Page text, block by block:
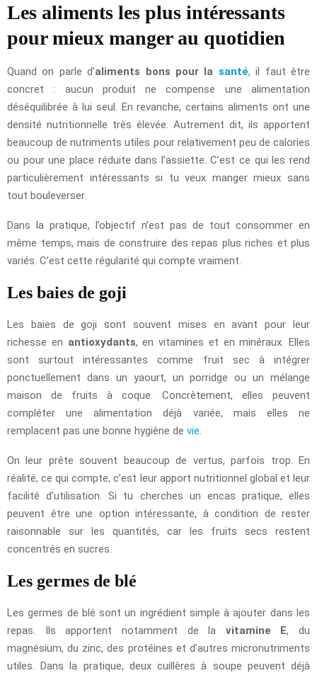
Les aliments les plus intéressants
pour mieux manger au quotidien
Quand on parle d’aliments bons pour la santé, il faut être
concret : aucun produit ne compense une alimentation
déséquilibrée à lui seul. En revanche, certains aliments ont une
densité nutritionnelle très élevée. Autrement dit, ils apportent
beaucoup de nutriments utiles pour relativement peu de calories
ou pour une place réduite dans l’assiette. C’est ce qui les rend
particulièrement intéressants si tu veux manger mieux sans
tout bouleverser.
Dans la pratique, l’objectif n’est pas de tout consommer en
même temps, mais de construire des repas plus riches et plus
variés. C’est cette régularité qui compte vraiment.
Les baies de goji
Les baies de goji sont souvent mises en avant pour leur
richesse en antioxydants, en vitamines et en minéraux. Elles
sont surtout intéressantes comme fruit sec à intégrer
ponctuellement dans un yaourt, un porridge ou un mélange
maison de fruits à coque. Concrètement, elles peuvent
compléter une alimentation déjà variée, mais elles ne
remplacent pas une bonne hygiène de vie
On leur prête souvent beaucoup de vertus, parfois trop. En
réalité, ce qui compte, c’est leur apport nutritionnel global et leur
facilité d’utilisation. Si tu cherches un encas pratique, elles
peuvent être une option intéressante, à condition de rester
raisonnable sur les quantités, car les fruits secs restent
concentrés en sucres.
Les germes de blé
Les germes de blé sont un ingrédient simple à ajouter dans les
repas. Ils apportent notamment de la vitamine E, du
magnésium, du zinc, des protéines et d’autres micronutriments
utiles. Dans la pratique, deux cuillères à soupe peuvent déjà